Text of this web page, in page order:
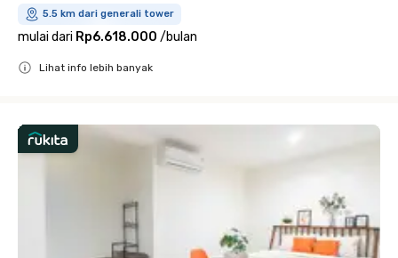
5.5 km dari generali tower
mulai dari Rp6.618.000 /bulan
Lihat info lebih banyak